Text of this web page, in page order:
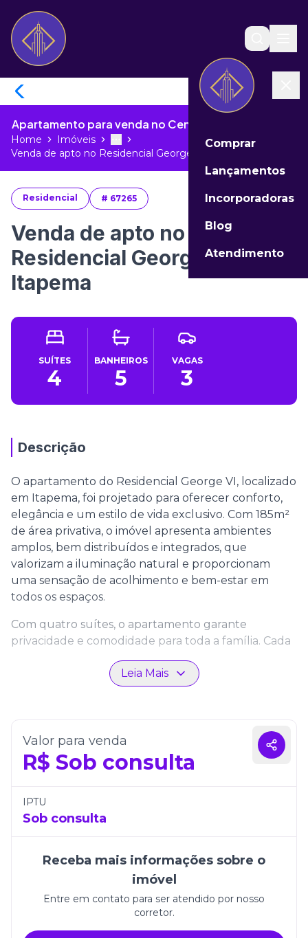
Comprar
Lançamentos
Incorporadoras
Blog
Atendimento
Apartamento para venda no Centro de Itapema - SC
Home Imóveis More
Toggle menu
Venda de apto no Residencial George...
Residencial # 67265
Venda de apto no
Residencial George VI em
Itapema
SUÍTES
4
BANHEIROS
5
VAGAS
3
Descrição
O apartamento do Residencial George VI, localizado
em Itapema, foi projetado para oferecer conforto,
elegância e um estilo de vida exclusivo. Com 185m²
de área privativa, o imóvel apresenta ambientes
amplos, bem distribuídos e integrados, que
valorizam a iluminação natural e proporcionam
uma sensação de acolhimento e bem-estar em
todos os espaços.
Com quatro suítes, o apartamento garante
privacidade e comodidade para toda a família. Cada
ambiente foi pensado para unir funcionalidade e
sofisticação, criando um lar moderno e harmonioso.
O living espaçoso é perfeito para momentos de
tranquilidade e charme.
Além disso, o imóvel conta com três vagas de
moradores. O Residencial George VI se destaca pela
excelência construtiva, pelo design contemporâneo
e sofisticação.
Leia Mais
Valor para venda
R$ Sob consulta
IPTU
Sob consulta
Receba mais informações sobre o
imóvel
Entre em contato para ser atendido por nosso
corretor.